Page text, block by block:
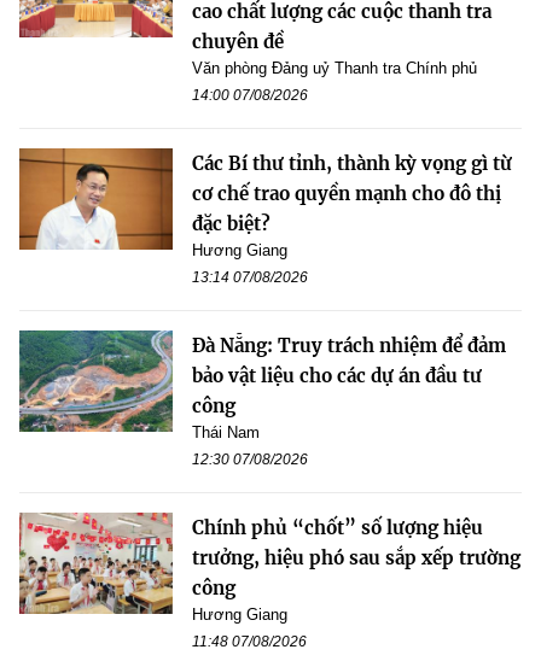
cao chất lượng các cuộc thanh tra
chuyên đề
Văn phòng Đảng uỷ Thanh tra Chính phủ
14:00 07/08/2026
Các Bí thư tỉnh, thành kỳ vọng gì từ
cơ chế trao quyền mạnh cho đô thị
đặc biệt?
Hương Giang
13:14 07/08/2026
Đà Nẵng: Truy trách nhiệm để đảm
bảo vật liệu cho các dự án đầu tư
công
Thái Nam
12:30 07/08/2026
Chính phủ “chốt” số lượng hiệu
trưởng, hiệu phó sau sắp xếp trường
công
Hương Giang
11:48 07/08/2026